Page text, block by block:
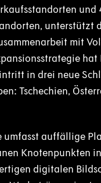
unterstützt
mit
hat
in drei neue
Tschechien,
umfasst auffällige
Knotenpunkten
digitalen